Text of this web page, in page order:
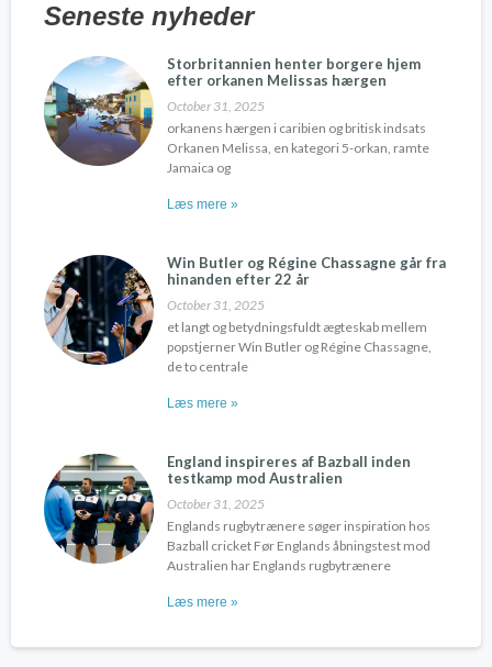
Seneste nyheder
Storbritannien henter borgere hjem
efter orkanen Melissas hærgen
October 31, 2025
orkanens hærgen i caribien og britisk indsats
Orkanen Melissa, en kategori 5-orkan, ramte
Jamaica og
Læs mere »
Win Butler og Régine Chassagne går fra
hinanden efter 22 år
October 31, 2025
et langt og betydningsfuldt ægteskab mellem
popstjerner Win Butler og Régine Chassagne,
de to centrale
Læs mere »
England inspireres af Bazball inden
testkamp mod Australien
October 31, 2025
Englands rugbytrænere søger inspiration hos
Bazball cricket Før Englands åbningstest mod
Australien har Englands rugbytrænere
Læs mere »